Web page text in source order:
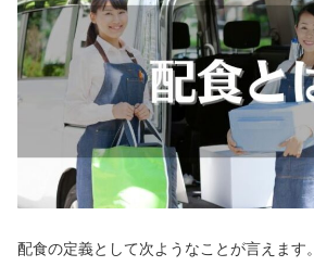
配食の定義として次ようなことが言えます。